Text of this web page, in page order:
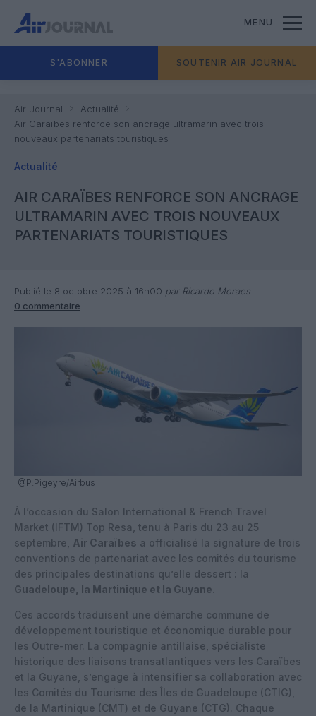
MENU
S'ABONNER SOUTENIR AIR JOURNAL
Air Journal
Actualité
Air Caraïbes renforce son ancrage ultramarin avec trois
nouveaux partenariats touristiques
Actualité
AIR CARAÏBES RENFORCE SON ANCRAGE
ULTRAMARIN AVEC TROIS NOUVEAUX
PARTENARIATS TOURISTIQUES
Publié le 8 octobre 2025 à 16h00 par Ricardo Moraes
0 commentaire
@P.Pigeyre/Airbus
À l’occasion du Salon International & French Travel
Market (IFTM) Top Resa, tenu à Paris du 23 au 25
septembre,
Air Caraïbes a officialisé la signature de trois
conventions de partenariat avec les comités du tourisme
des principales destinations qu’elle dessert : la
Guadeloupe, la Martinique et la Guyane.
Ces accords traduisent une démarche commune de
développement touristique et économique durable pour
les Outre-mer. La compagnie antillaise, spécialiste
historique des liaisons transatlantiques vers les Caraïbes
et la Guyane, s’engage à intensifier sa collaboration avec
les Comités du Tourisme des Îles de Guadeloupe (CTIG),
de la Martinique (CMT) et de Guyane (CTG). Chaque